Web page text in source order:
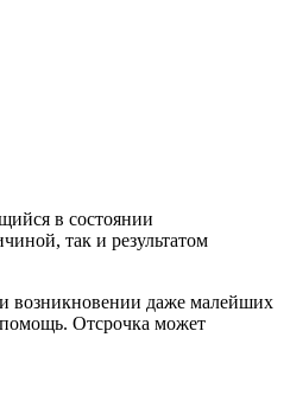
в состоянии
так и результатом
возникновении даже малейших
помощь. Отсрочка может